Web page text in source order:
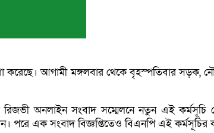
করেছে। আগামী মঙ্গলবার থেকে বৃহস্পতিবার
রিজভী অনলাইন সংবাদ সম্মেলনে নতুন এই
পরে এক সংবাদ বিজ্ঞপ্তিতেও বিএনপি এই কর্মসূচির